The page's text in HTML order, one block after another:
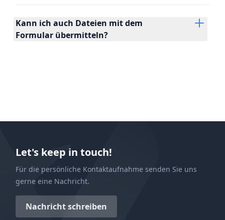
Kann ich auch Dateien mit dem
Formular übermitteln?
Let's keep in touch!
Für die persönliche Kontaktaufnahme senden Sie uns
gerne eine Nachricht.
Nachricht schreiben